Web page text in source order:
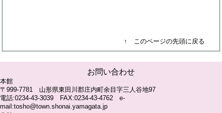
↑ このページの先頭に戻る
お問い合わせ
本館
〒999-7781 山形県東田川郡庄内町余目字三人谷地97
電話:0234-43-3039 FAX:0234-43-4762 e-
mail:tosho@town.shonai.yamagata.jp